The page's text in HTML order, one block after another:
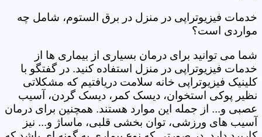
خدمات فیزیوتراپی در منزل در برق الستوم، شامل چه
مواردی است؟
شما می توانید برای درمان بسیاری از بیماری ها از
خدمات فیزیوتراپی در منزل استفاده کنید. در گفتگو با
کلینیک فیزیوتراپی خانه سلامت دریافتیم که مشکلاتی
نظیر پوکی استخوان، دیسک کمر، دیسک گردن، آسیب
عصبی و... از جمله این موارد هستند. همچنین برای درمان
آسیب های ورزشی، توان بخشی قلبی، ماساژ و... نیز